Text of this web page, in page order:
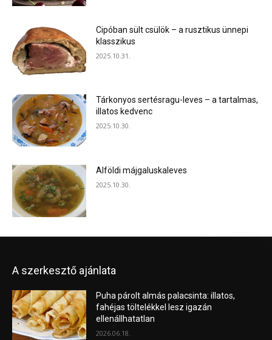
Cipóban sült csülök – a rusztikus ünnepi
klasszikus
2025.10.31.
Tárkonyos sertésragu-leves – a tartalmas,
illatos kedvenc
2025.10.30.
Alföldi májgaluskaleves
2025.10.30.
A szerkesztő ajánlata
Puha párolt almás palacsinta: illatos,
fahéjas töltelékkel lesz igazán
ellenállhatatlan
2026.06.18.